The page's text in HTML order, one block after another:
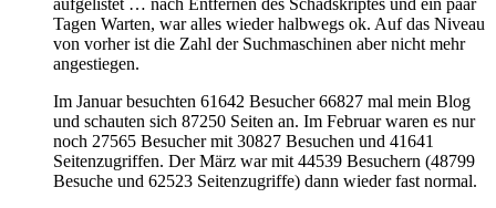
Tagen Warten, war alles wieder halbwegs ok. Auf das Niveau
von vorher ist die Zahl der Suchmaschinen aber nicht mehr
angestiegen.
Im Januar besuchten 61642 Besucher 66827 mal mein Blog
und schauten sich 87250 Seiten an. Im Februar waren es nur
noch 27565 Besucher mit 30827 Besuchen und 41641
Seitenzugriffen. Der März war mit 44539 Besuchern (48799
Besuche und 62523 Seitenzugriffe) dann wieder fast normal.